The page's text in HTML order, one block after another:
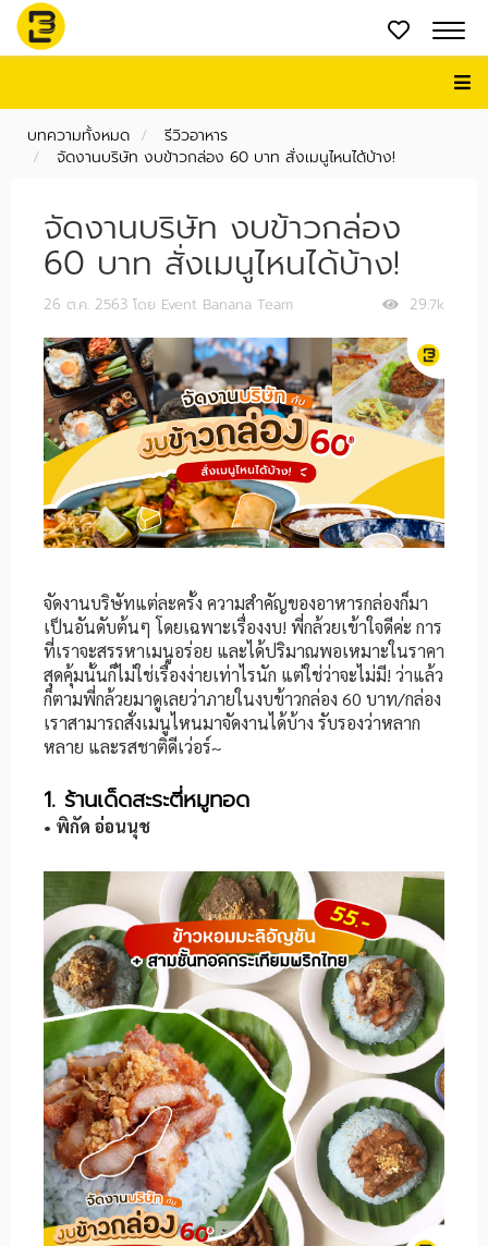
บทความทั้งหมด
รีวิวอาหาร
จัดงานบริษัท งบข้าวกล่อง 60 บาท สั่งเมนูไหนได้บ้าง!
จัดงานบริษัท งบข้าวกล่อง
60 บาท สั่งเมนูไหนได้บ้าง!
29.7k
26 ต.ค. 2563 โดย Event Banana Team
จัดงานบริษัทแต่ละครั้ง ความสำคัญของอาหารกล่องก็มา
เป็นอันดับต้นๆ โดยเฉพาะเรื่องงบ! พี่กล้วยเข้าใจดีค่ะ การ
ที่เราจะสรรหาเมนูอร่อย และได้ปริมาณพอเหมาะในราคา
สุดคุ้มนั้นก็ไม่ใช่เรื่องง่ายเท่าไรนัก แต่ใช่ว่าจะไม่มี! ว่าแล้ว
ก็ตามพี่กล้วยมาดูเลยว่าภายในงบข้าวกล่อง 60 บาท/กล่อง
เราสามารถสั่งเมนูไหนมาจัดงานได้บ้าง รับรองว่าหลาก
หลาย และรสชาติดีเว่อร์~
1. ร้านเด็ดสะระตี่หมูทอด
• พิกัด อ่อนนุช